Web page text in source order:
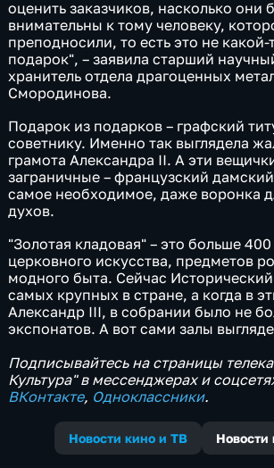
оценить заказчиков, насколько они
внимательны к тому человеку,
преподносили, то есть это не какой-
подарок", – заявила старший
хранитель отдела драгоценных
Смородинова.
Подарок из подарков – графский
советнику. Именно так выглядела
грамота Александра II. А эти
заграничные – французский
самое необходимое, даже воронка
духов.
"Золотая кладовая" – это больше
церковного искусства, предметов
модного быта. Сейчас
самых крупных в стране, а когда в
Александр III, в собрании было не
экспонатов. А вот сами залы
Подписывайтесь на страницы
Культура" в мессенджерах и
ВКонтакте, Одноклассники.
Новости кино и ТВ Новости